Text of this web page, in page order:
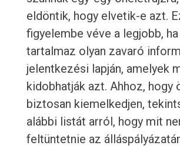
eldöntik, hogy elvetik-e azt.
figyelembe véve a legjobb,
tartalmaz olyan zavaró
jelentkezési lapján, amelyek
kidobhatják azt. Ahhoz, hogy
biztosan kiemelkedjen,
alábbi listát arról, hogy mit
feltüntetnie az